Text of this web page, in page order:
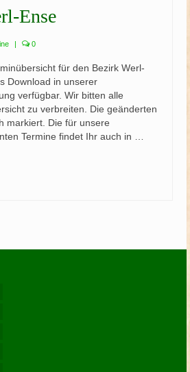
Ense
| 0
für den Bezirk Werl-
Download in unserer
verfügbar. Wir bitten alle
zu verbreiten. Die geänderten
markiert. Die für unsere
Termine findet Ihr auch in …